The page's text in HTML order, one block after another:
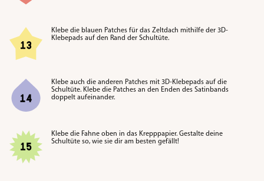
Klebe die blauen Patches für das Zeltdach mithilfe der 3D-
Klebepads auf den Rand der Schultüte.
Klebe auch die anderen Patches mit 3D-Klebepads auf die
Schultüte. Klebe die Patches an den Enden des Satinbands
doppelt aufeinander.
Klebe die Fahne oben in das Krepppapier. Gestalte deine
Schultüte so, wie sie dir am besten gefällt!